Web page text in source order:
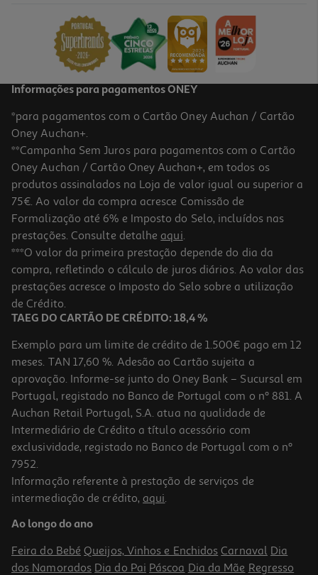
4.0
Vinho Tinto Quintela Reserva Douro 0.75 L
10.25 €/Lt
7,69 €
Vinho Tinto Quinta Do Portal Colheita Douro 0.75l
16.52 €/Lt
12,39 €
Informações para pagamentos ONEY
*para pagamentos com o Cartão Oney Auchan / Cartão
Oney Auchan+.
**Campanha Sem Juros para pagamentos com o Cartão
Oney Auchan / Cartão Oney Auchan+, em todos os
produtos assinalados na Loja de valor igual ou superior a
75€. Ao valor da compra acresce Comissão de
Formalização até 6% e Imposto do Selo, incluídos nas
prestações. Consulte detalhe aqui.
***O valor da primeira prestação depende do dia da
compra, refletindo o cálculo de juros diários. Ao valor das
prestações acresce o Imposto do Selo sobre a utilização
de Crédito.
TAEG DO CARTÃO DE CRÉDITO: 18,4 %
Exemplo para um limite de crédito de 1.500€ pago em 12
meses. TAN 17,60 %. Adesão ao Cartão sujeita a
aprovação. Informe-se junto do Oney Bank – Sucursal em
Portugal, registado no Banco de Portugal com o nº 881. A
Auchan Retail Portugal, S.A. atua na qualidade de
Intermediário de Crédito a título acessório com
exclusividade, registado no Banco de Portugal com o nº
7952.
Informação referente à prestação de serviços de
intermediação de crédito, aqui.
Ao longo do ano
Feira do Bebé Queijos, Vinhos e Enchidos Carnaval Dia
dos Namorados Dia do Pai Páscoa Dia da Mãe Regresso